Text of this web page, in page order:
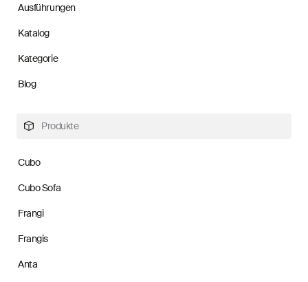
Ausführungen
Katalog
Kategorie
Blog
Produkte
Cubo
Cubo Sofa
Frangi
Frangis
Anta